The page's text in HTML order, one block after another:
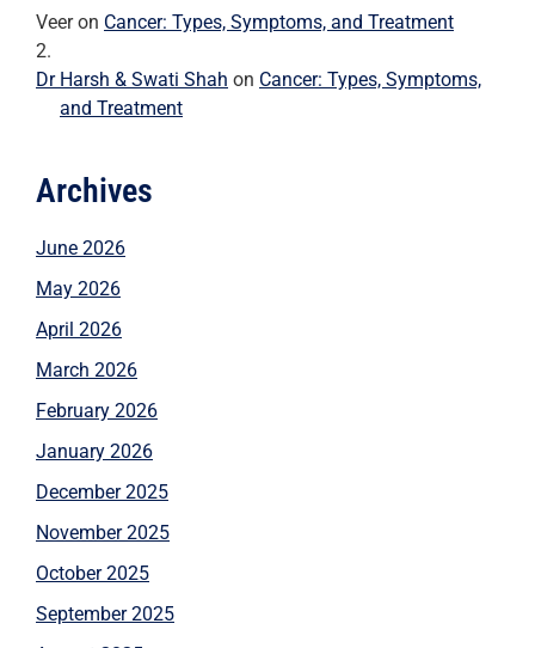
Veeron Cancer: Types, Symptoms, and Treatment
Dr Harsh & Swati Shah on Cancer: Types, Symptoms,
and Treatment
Archives
June 2026
May 2026
April 2026
March 2026
February 2026
January 2026
December 2025
November 2025
October 2025
September 2025